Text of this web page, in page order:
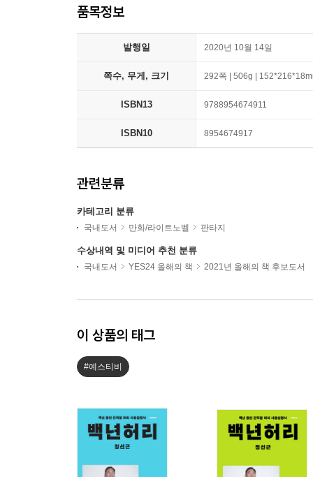
품목정보
발행일 2020년 10월 14일
쪽수, 무게, 크기 292쪽 | 506g |
ISBN13 9788954674911
ISBN10 8954674917
관련분류
카테고리 분류
국내도서 만화/라이트노벨 판타지
수상내역 및 미디어 추천 분류
국내도서 YES24 올해의 책 2021년 올해의 책 후보도서
이 상품의 태그
#예스티비